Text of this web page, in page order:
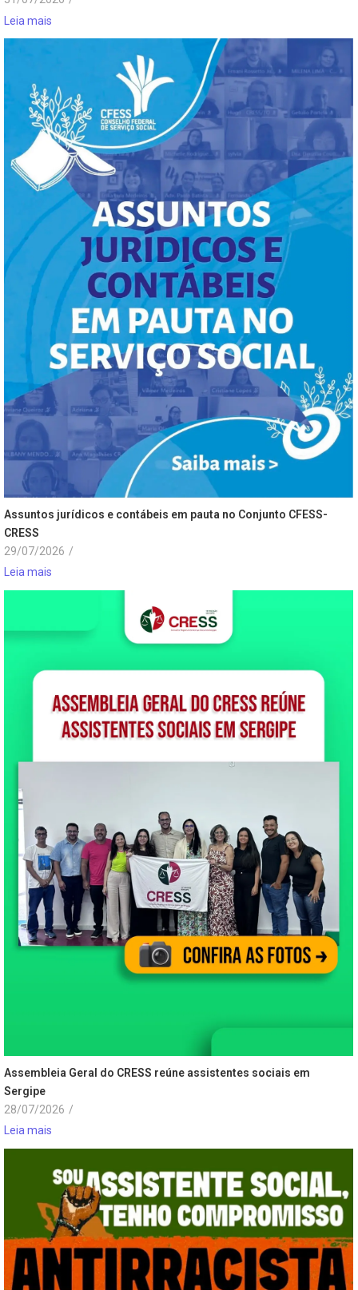
Leia mais
Assuntos jurídicos e contábeis em pauta no Conjunto CFESS-
CRESS
29/07/2026 /
Leia mais
Assembleia Geral do CRESS reúne assistentes sociais em
Sergipe
28/07/2026 /
Leia mais